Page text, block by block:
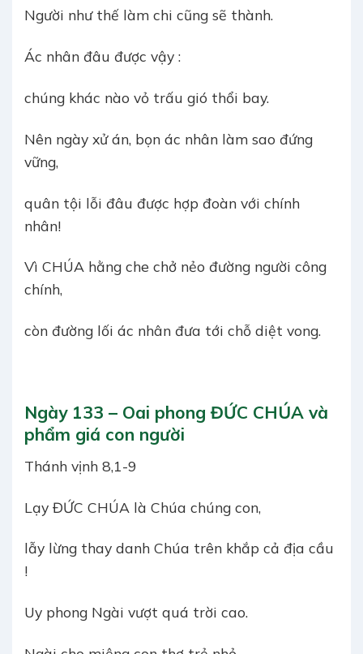
Người như thế làm chi cũng sẽ thành.
Ác nhân đâu được vậy :
chúng khác nào vỏ trấu gió thổi bay.
Nên ngày xử án, bọn ác nhân làm sao đứng
vững,
quân tội lỗi đâu được hợp đoàn với chính
nhân!
Vì CHÚA hằng che chở nẻo đường người công
chính,
còn đường lối ác nhân đưa tới chỗ diệt vong.
Ngày 133 – Oai phong ĐỨC CHÚA và
phẩm giá con người
Thánh vịnh 8,1-9
Lạy ĐỨC CHÚA là Chúa chúng con,
lẫy lừng thay danh Chúa trên khắp cả địa cầu
!
Uy phong Ngài vượt quá trời cao.